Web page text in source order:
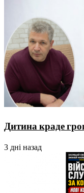
Дитина краде
3 дні назад